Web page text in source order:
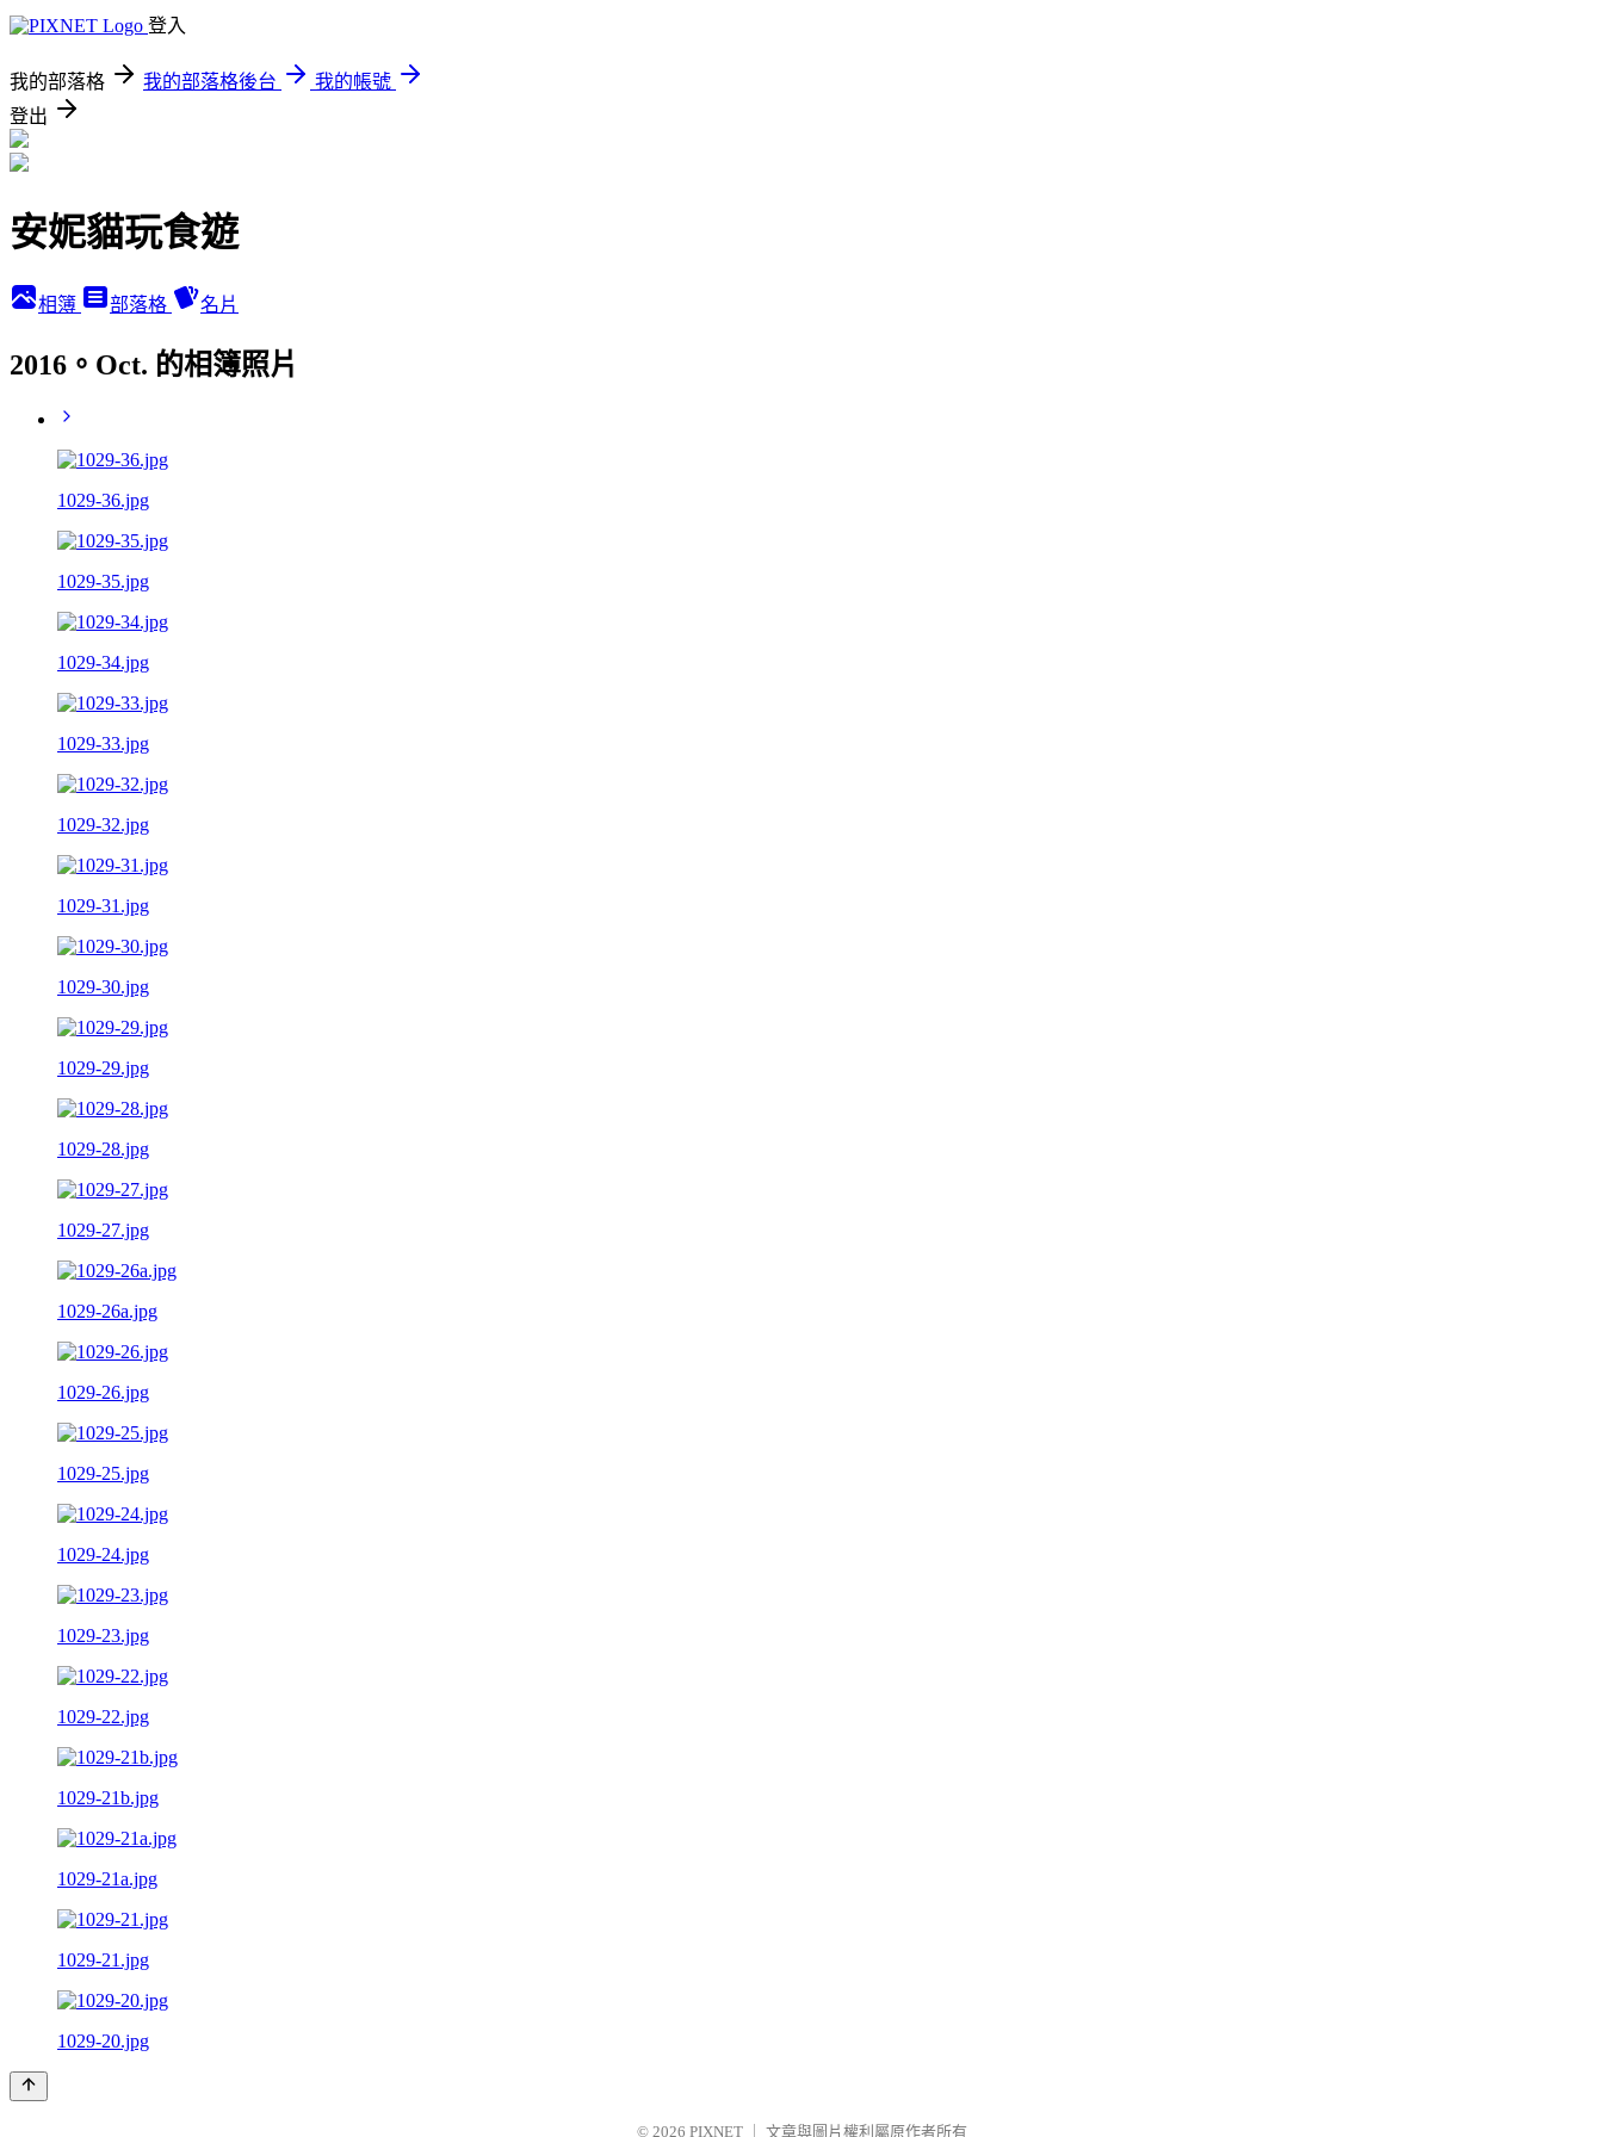
登入
我的部落格 我的部落格後台
我的帳號
登出
安妮貓玩食遊
相簿 部落格 名片
2016。Oct. 的相簿照片
1029-36.jpg
1029-35.jpg
1029-34.jpg
1029-33.jpg
1029-32.jpg
1029-31.jpg
1029-30.jpg
1029-29.jpg
1029-28.jpg
1029-27.jpg
1029-26a.jpg
1029-26.jpg
1029-25.jpg
1029-24.jpg
1029-23.jpg
1029-22.jpg
1029-21b.jpg
1029-21a.jpg
1029-21.jpg
1029-20.jpg
© 2026 PIXNET 文章與圖片權利屬原作者所有